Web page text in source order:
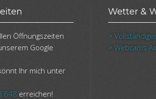
Öffnungszeiten
Google
Ihr mich unter
648 erreichen!
Wetter &
>
> Webcams